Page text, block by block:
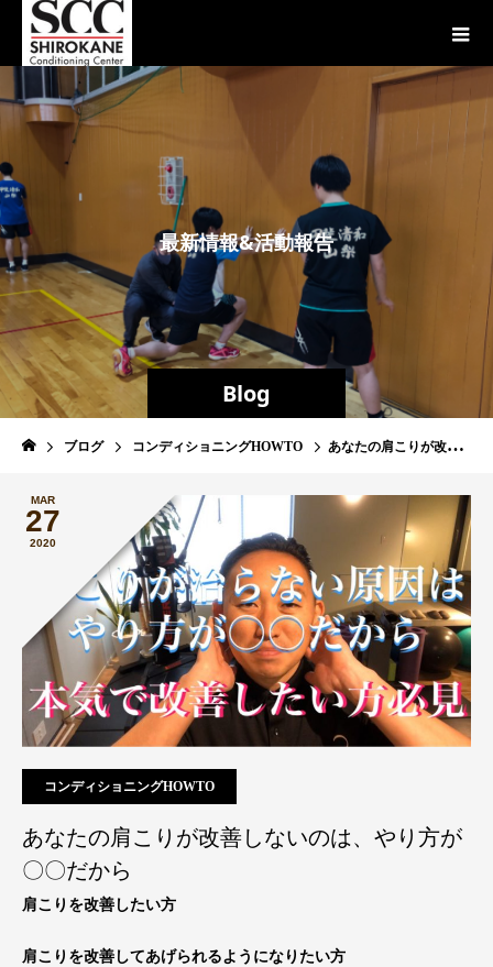
Blog
最新情報&活動報告
ブログ コンディショニングHOWTO あなたの肩こりが改善しないのは、やり方が〇〇だから
MAR
27
2020
コンディショニングHOWTO
あなたの肩こりが改善しないのは、やり方が
〇〇だから
肩こりを改善したい方
肩こりを改善してあげられるようになりたい方